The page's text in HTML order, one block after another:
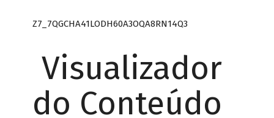
Z7_7QGCHA41LODH60A3OQA8RN14Q3
Visualizador
do Conteúdo